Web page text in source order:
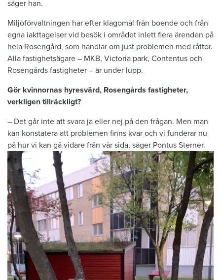
säger han.
Miljöförvaltningen har efter klagomål från boende och från
egna iakttagelser vid besök i området inlett flera ärenden på
hela Rosengård, som handlar om just problemen med råttor.
Alla fastighetsägare – MKB, Victoria park, Contentus och
Rosengårds fastigheter – är under lupp.
Gör kvinnornas hyresvärd, Rosengårds fastigheter,
verkligen tillräckligt?
– Det går inte att svara ja eller nej på den frågan. Men man
kan konstatera att problemen finns kvar och vi funderar nu
på hur vi kan gå vidare från vår sida, säger Pontus Sterner.
Videospelare